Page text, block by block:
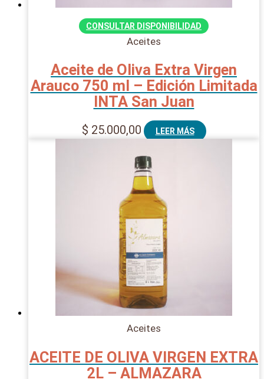
CONSULTAR DISPONIBILIDAD
Aceites
Aceite de Oliva Extra Virgen
Arauco 750 ml – Edición Limitada
INTA San Juan
$ 25.000,00 LEER MÁS
Aceites
ACEITE DE OLIVA VIRGEN EXTRA
2L – ALMAZARA